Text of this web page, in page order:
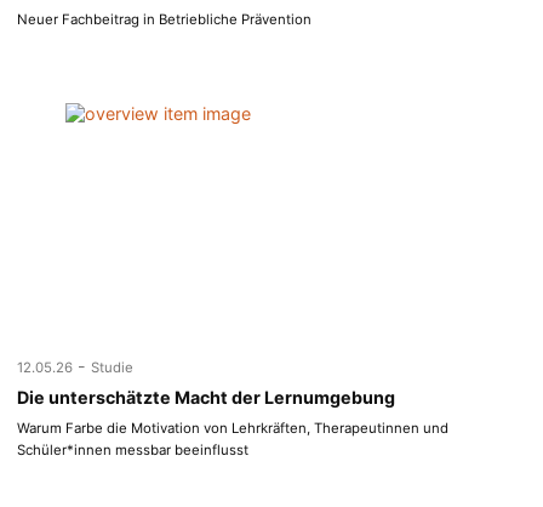
Neuer Fachbeitrag in Betriebliche Prävention
12.05.26 - Studie
Die unterschätzte Macht der Lernumgebung
Warum Farbe die Motivation von Lehrkräften, Therapeutinnen und
Schüler*innen messbar beeinflusst